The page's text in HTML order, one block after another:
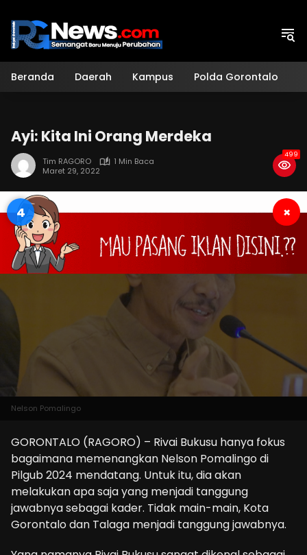
konten
Beranda Daerah Kampus Polda Gorontalo
Ayi: Kita Ini Orang Merdeka
Tim RAGORO
1 Min Baca
Maret 29, 2022
499
4 ×
Nelson Pomalingo
GORONTALO (RAGORO) – Rivai Bukusu hanya fokus
bagaimana memenangkan Nelson Pomalingo di
Pilgub 2024 mendatang. Untuk itu, dia akan
melakukan apa saja yang menjadi tanggung
jawabnya sebagai kader. Tidak main-main, Kota
Gorontalo dan Talaga menjadi tanggung jawabnya.